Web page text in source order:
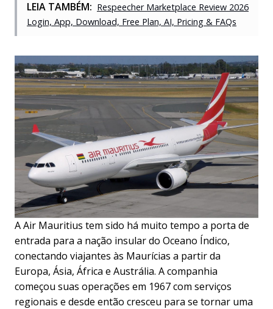
LEIA TAMBÉM: Respeecher Marketplace Review 2026
Login, App, Download, Free Plan, AI, Pricing & FAQs
A Air Mauritius tem sido há muito tempo a porta de
entrada para a nação insular do Oceano Índico,
conectando viajantes às Maurícias a partir da
Europa, Ásia, África e Austrália. A companhia
começou suas operações em 1967 com serviços
regionais e desde então cresceu para se tornar uma